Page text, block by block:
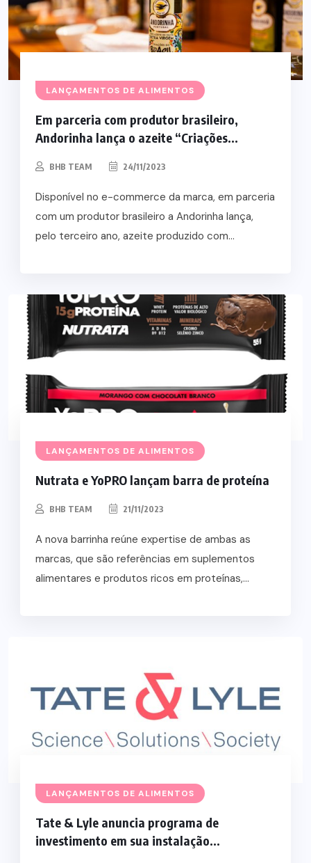
LANÇAMENTOS DE ALIMENTOS
Em parceria com produtor brasileiro,
Andorinha lança o azeite “Criações...
BHB TEAM 24/11/2023
Disponível no e-commerce da marca, em parceria
com um produtor brasileiro a Andorinha lança,
pelo terceiro ano, azeite produzido com...
LANÇAMENTOS DE ALIMENTOS
Nutrata e YoPRO lançam barra de proteína
BHB TEAM 21/11/2023
A nova barrinha reúne expertise de ambas as
marcas, que são referências em suplementos
alimentares e produtos ricos em proteínas,...
LANÇAMENTOS DE ALIMENTOS
Tate & Lyle anuncia programa de
investimento em sua instalação...